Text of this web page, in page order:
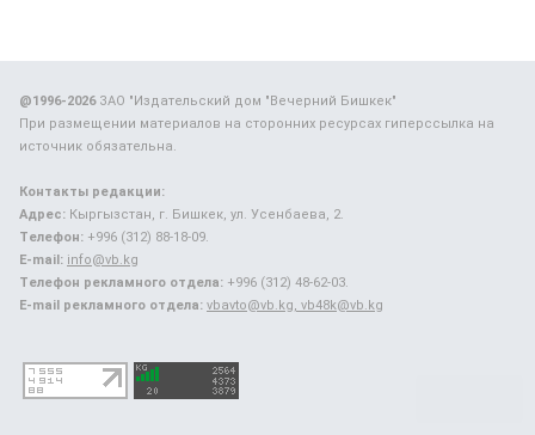
@1996-2026ЗАО "Издательский дом "Вечерний Бишкек"
При размещении материалов на сторонних ресурсах гиперссылка на
источник обязательна.
Контакты редакции:
Адрес: Кыргызстан, г. Бишкек, ул. Усенбаева, 2.
Телефон: +996 (312) 88-18-09.
E-mail: info@vb.kg
Телефон рекламного отдела: +996 (312) 48-62-03.
E-mail рекламного отдела: vbavto@vb.kg, vb48k@vb.kg